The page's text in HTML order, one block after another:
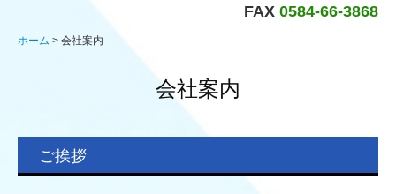
製品紹介
お問合せ
FAX 0584-66-3868
ホーム 会社案内
会社案内
ご挨拶